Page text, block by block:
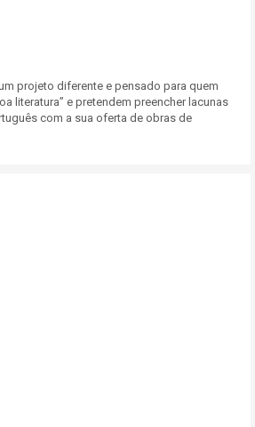
projeto diferente e pensado para quem
literatura” e pretendem preencher lacunas
com a sua oferta de obras de